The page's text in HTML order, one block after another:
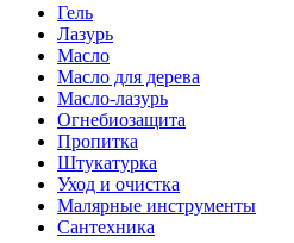
Гель
Лазурь
Масло
Масло для дерева
Масло-лазурь
Огнебиозащита
Пропитка
Штукатурка
Уход и очистка
Малярные инструменты
Сантехника